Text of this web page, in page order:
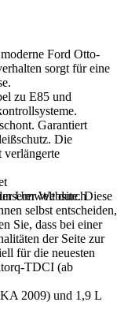
Ford Otto-
sorgt für eine
zu E85 und
Garantiert
Die
verlängerte
Umwelt durch
für die neuesten
TDCI (ab
2009) und 1,9 L
Website. Diese
selbst
Sie, dass bei einer
der Seite zur